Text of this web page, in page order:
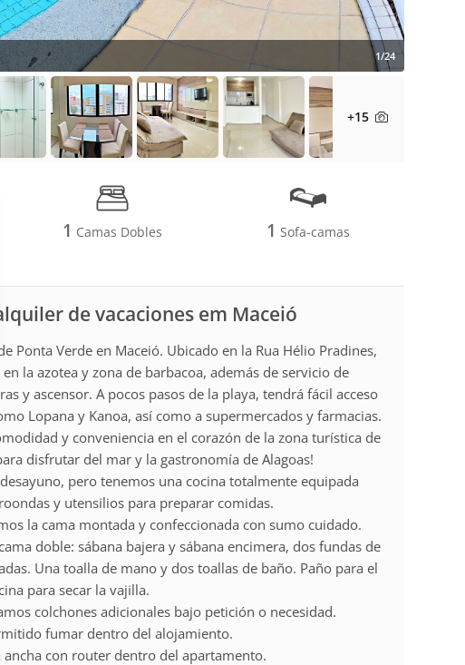
1/24
+15
1 Camas Dobles 1 Sofa-camas
de vacaciones em Maceió
Ponta Verde en Maceió. Ubicado en la Rua Hélio Pradines,
la azotea y zona de barbacoa, además de servicio de
y ascensor. A pocos pasos de la playa, tendrá fácil acceso
Lopana y Kanoa, así como a supermercados y farmacias.
y conveniencia en el corazón de la zona turística de
disfrutar del mar y la gastronomía de Alagoas!
pero tenemos una cocina totalmente equipada
y utensilios para preparar comidas.
la cama montada y confeccionada con sumo cuidado.
doble: sábana bajera y sábana encimera, dos fundas de
Una toalla de mano y dos toallas de baño. Paño para el
para secar la vajilla.
colchones adicionales bajo petición o necesidad.
fumar dentro del alojamiento.
ancha con router dentro del apartamento.